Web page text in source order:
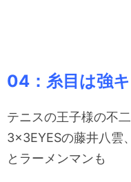
04：糸目は強
テニスの王子様の不
3×3EYESの藤井八雲
とラーメンマンも